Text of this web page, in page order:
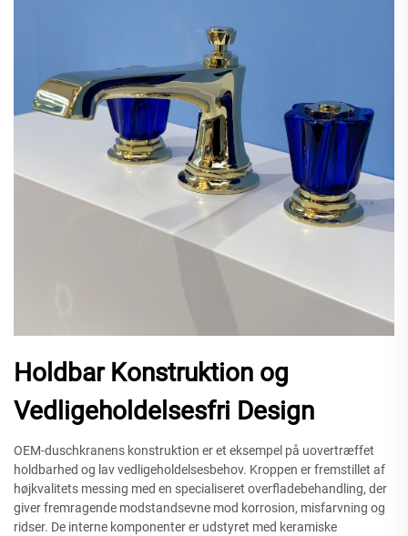
Holdbar Konstruktion og
Vedligeholdelsesfri Design
OEM-duschkranens konstruktion er et eksempel på uovertræffet
holdbarhed og lav vedligeholdelsesbehov. Kroppen er fremstillet af
højkvalitets messing med en specialiseret overfladebehandling, der
giver fremragende modstandsevne mod korrosion, misfarvning og
ridser. De interne komponenter er udstyret med keramiske